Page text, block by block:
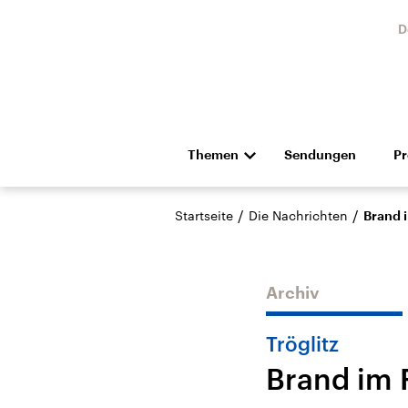
Themen
Die Nachrichten Politik
Hörspiel und Feature Musik
Landtagswahl Sachsen-
USA
Sendungen
Startseite / Die Nachrichten / Brand
Archiv
Tröglitz
Brand im